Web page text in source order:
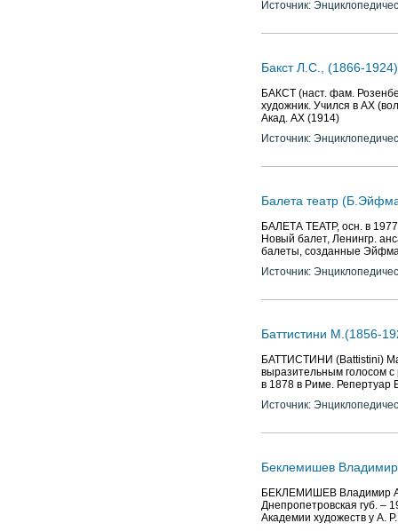
Источник:
Бакст Л.С., (1866-
БАКСТ (наст. фам.
художник. Учился в АХ
Акад. АХ (1914)
Источник:
Балета театр
БАЛЕТА ТЕАТР, осн. в
Новый балет, Ленингр.
балеты, созданные
Источник:
Баттистини М.(1856-
БАТТИСТИНИ (Battistini)
выразительным голосом
в 1878 в Риме. Репертуар
Источник:
Беклемишев Владимир
БЕКЛЕМИШЕВ Владимир
Днепропетровская губ. –
Академии художеств у А.